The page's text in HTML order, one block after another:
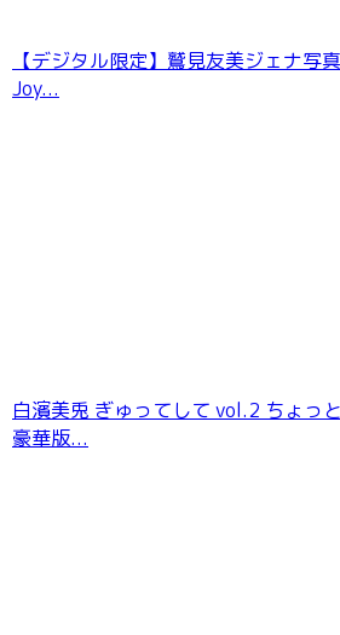
【デジタル限定】鷲見友美ジェナ写
Joy...
白濱美兎 ぎゅってして vol.2 ちょっ
豪華版...